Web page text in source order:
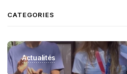
CATEGORIES
Actualités